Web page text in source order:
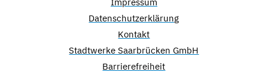
Datenschutzerklärung
Kontakt
Stadtwerke Saarbrücken GmbH
Barrierefreiheit